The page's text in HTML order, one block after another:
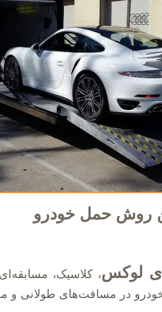
روش حمل خودرو
لوکس، کلاسیک،
در مسافت‌های طولانی و